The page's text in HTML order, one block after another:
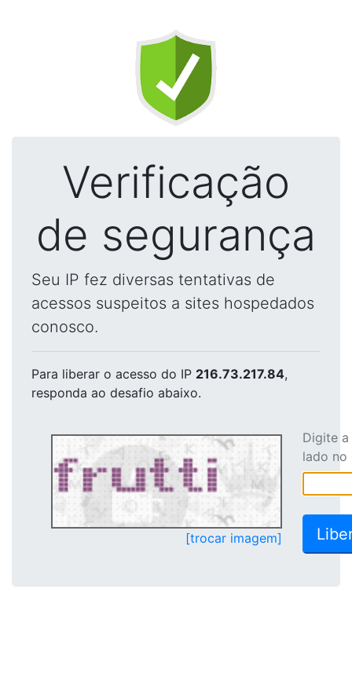
Verificação
de segurança
Seu IP fez diversas tentativas de
acessos suspeitos a sites hospedados
conosco.
Para liberar o acesso do IP 216.73.217.84,
responda ao desafio abaixo.
[trocar imagem]
Digite
lado no